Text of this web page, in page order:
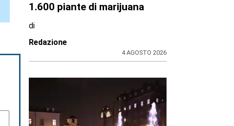
1.600 piante di marijuana
di
Redazione
4 AGOSTO 2026